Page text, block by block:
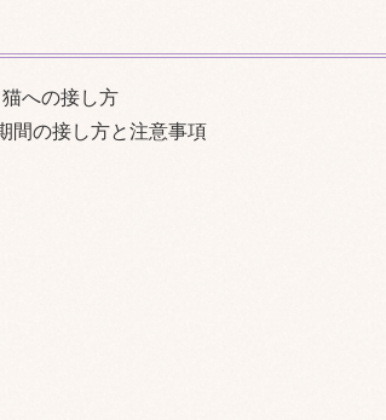
への接し方
間の接し方と注意事項